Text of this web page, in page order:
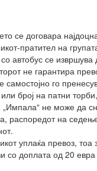
се договара
пратител на
автобус се
не гарантира
самостојно го
број на патни
„Импала“ не може да
распоредот на
уплаќа превоз,
со доплата од 20